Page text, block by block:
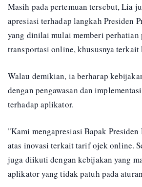
Masih pada pertemuan tersebut, Lia
apresiasi terhadap langkah Presiden
yang dinilai mulai memberi perhatian
transportasi online, khususnya
Walau demikian, ia berharap
dengan pengawasan dan
terhadap aplikator.
"Kami mengapresiasi Bapak Presiden
atas inovasi terkait tarif ojek online.
juga diikuti dengan kebijakan yang
aplikator yang tidak patuh pada